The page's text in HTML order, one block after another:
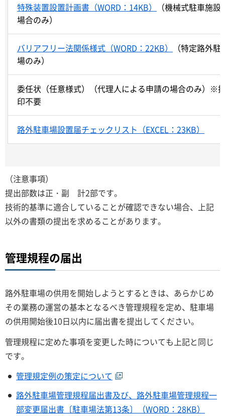
特殊装置設置計画書（WORD：14KB）
（機械式駐車施設
場合のみ）
バリアフリー法関係様式（WORD：22KB）
（特定路外駐
場のみ）
委任状（任意様式）（代理人による申請の場合のみ）※
印不要
路外駐車場設置届チェックリスト（EXCEL：23KB）
（注意事項）
提出部数は正・副 計2部です。
技術的基準に適合していることが確認できない場合、上記
以外の書類の提出を求めることがあります。
管理規程の届出
路外駐車場の供用を開始しようとするときは、あらかじめ
その業務の運営の基本となるべき管理規程を定め、駐車場
の供用開始後10日以内に届出書を提出してください。
管理規程に定めた事項を変更した時についても上記と同じ
です。
管理規定例の策定について
路外駐車場管理規程届出書及び、路外駐車場管理規程一
部変更届出書〔駐車場法第13条〕（WORD：28KB）